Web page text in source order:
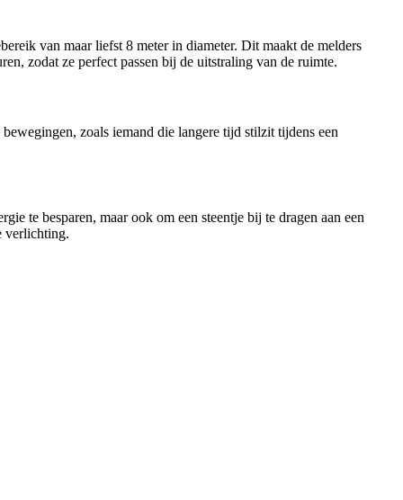
van maar liefst 8 meter in diameter. Dit maakt de melders
zodat ze perfect passen bij de uitstraling van de ruimte.
zoals iemand die langere tijd stilzit tijdens een
te besparen, maar ook om een steentje bij te dragen aan een
verlichting.